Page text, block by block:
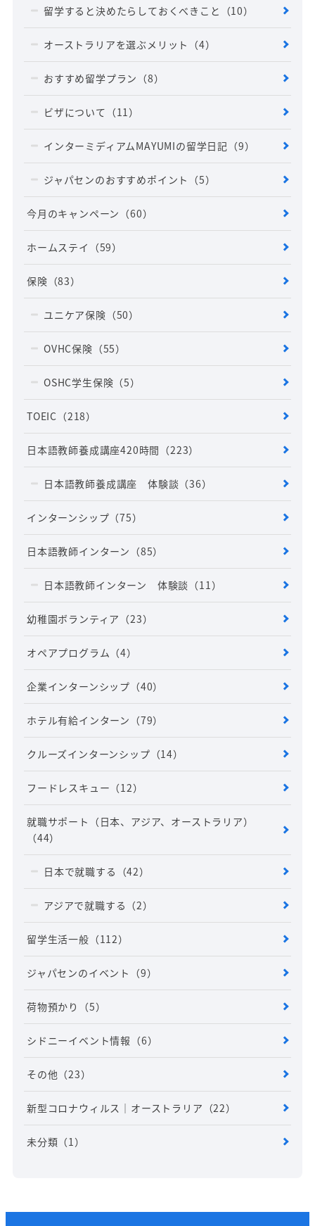
留学すると決めたらしておくべきこと （10）
オーストラリアを選ぶメリット （4）
おすすめ留学プラン （8）
ビザについて （11）
インターミディアムMAYUMIの留学日記 （9）
ジャパセンのおすすめポイント （5）
今月のキャンペーン （60）
ホームステイ （59）
保険 （83）
ユニケア保険 （50）
OVHC保険 （55）
OSHC学生保険 （5）
TOEIC （218）
日本語教師養成講座420時間 （223）
日本語教師養成講座 体験談 （36）
インターンシップ （75）
日本語教師インターン （85）
日本語教師インターン 体験談 （11）
幼稚園ボランティア （23）
オペアプログラム （4）
企業インターンシップ （40）
ホテル有給インターン （79）
クルーズインターンシップ （14）
フードレスキュー （12）
就職サポート（日本、アジア、オーストラリア）
（44）
日本で就職する （42）
アジアで就職する （2）
留学生活一般 （112）
ジャパセンのイベント （9）
荷物預かり （5）
シドニーイベント情報 （6）
その他 （23）
新型コロナウィルス｜オーストラリア （22）
未分類 （1）